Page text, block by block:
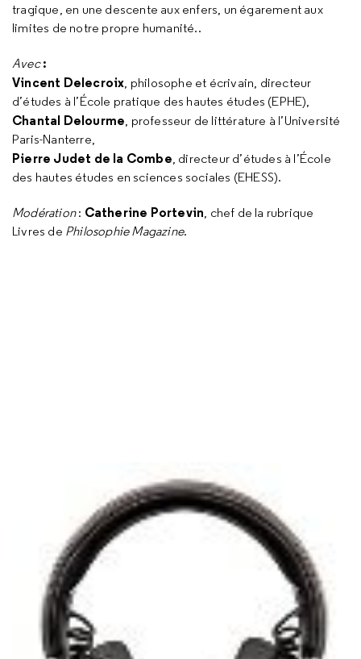
tragique, en une descente aux enfers, un égarement aux
limites de notre propre humanité..
Avec:
Vincent Delecroix, philosophe et écrivain, directeur
d’études à l’École pratique des hautes études (EPHE),
Chantal Delourme, professeur de littérature à l’Université
Paris-Nanterre,
Pierre Judet de la Combe, directeur d’études à l’École
des hautes études en sciences sociales (EHESS).
Modération: Catherine Portevin, chef de la rubrique
Livres de Philosophie Magazine.